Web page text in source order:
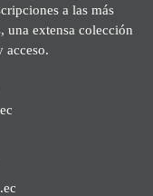
a las más
una extensa colección
acceso.